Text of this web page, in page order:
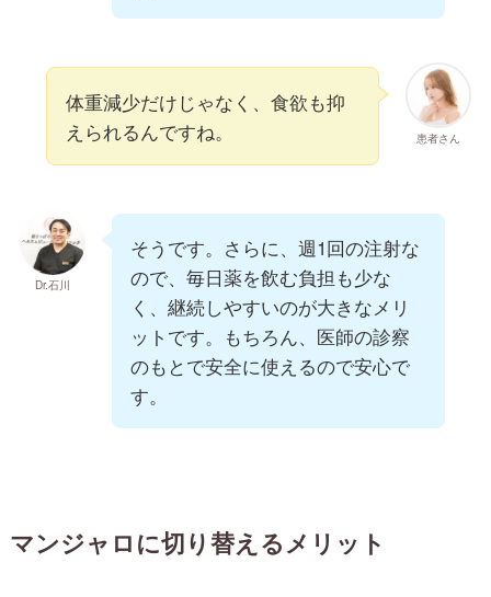
患者さん
体重減少だけじゃなく、食欲も抑
えられるんですね。
Dr.石川
そうです。さらに、週1回の注射な
ので、毎日薬を飲む負担も少な
く、継続しやすいのが大きなメリ
ットです。もちろん、医師の診察
のもとで安全に使えるので安心で
す。
マンジャロに切り替えるメリット